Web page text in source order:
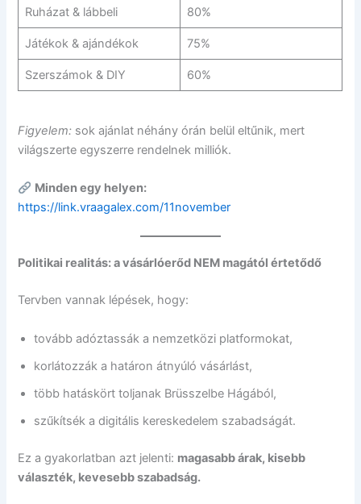
Ruházat & lábbeli 80%
Játékok & ajándékok 75%
Szerszámok & DIY 60%
Figyelem: sok ajánlat néhány órán belül eltűnik, mert
világszerte egyszerre rendelnek milliók.
Minden egy helyen:
https://link.vraagalex.com/11november
Politikai realitás: a vásárlóerőd NEM magától értetődő
Tervben vannak lépések, hogy:
tovább adóztassák a nemzetközi platformokat,
korlátozzák a határon átnyúló vásárlást,
több hatáskört toljanak Brüsszelbe Hágából,
szűkítsék a digitális kereskedelem szabadságát.
Ez a gyakorlatban azt jelenti: magasabb árak, kisebb
választék, kevesebb szabadság.